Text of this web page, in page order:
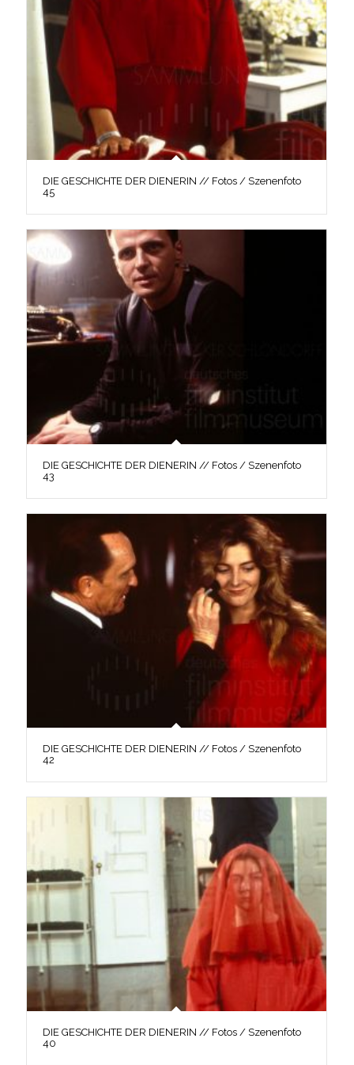
DIE GESCHICHTE DER DIENERIN // Fotos / Szenenfoto
45
DIE GESCHICHTE DER DIENERIN // Fotos / Szenenfoto
43
DIE GESCHICHTE DER DIENERIN // Fotos / Szenenfoto
42
DIE GESCHICHTE DER DIENERIN // Fotos / Szenenfoto
40